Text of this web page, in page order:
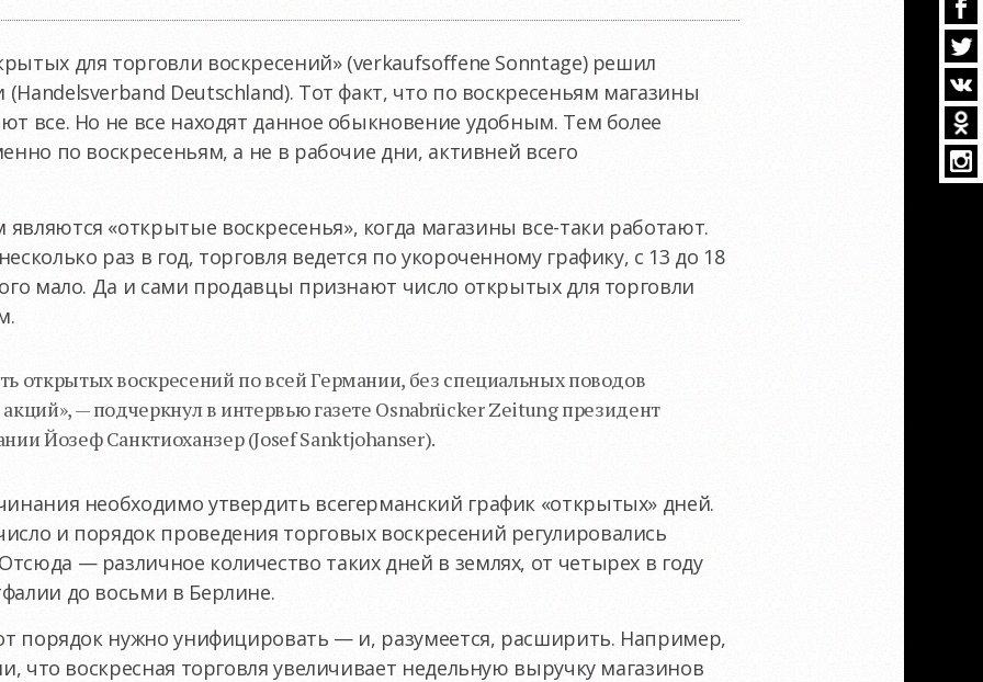
для торговли воскресений» (verkaufsoffene Sonntage) решил
Deutschland). Тот факт, что по воскресеньям магазины
все. Но не все находят данное обыкновение удобным. Тем более
по воскресеньям, а не в рабочие дни, активней всего
«открытые воскресенья», когда магазины все-таки работают.
раз в год, торговля ведется по укороченному графику, с 13 до 18
мало. Да и сами продавцы признают число открытых для торговли
открытых воскресений по всей Германии, без специальных поводов
— подчеркнул в интервью газете Osnabrücker Zeitung президент
Йозеф Санктиоханзер (Josef Sanktjohanser).
необходимо утвердить всегерманский график «открытых» дней.
и порядок проведения торговых воскресений регулировались
— различное количество таких дней в землях, от четырех в году
до восьми в Берлине.
порядок нужно унифицировать — и, разумеется, расширить. Например,
что воскресная торговля увеличивает недельную выручку магазинов